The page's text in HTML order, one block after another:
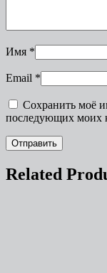
Имя *
Email *
Сохранить моё
последующих моих
Related